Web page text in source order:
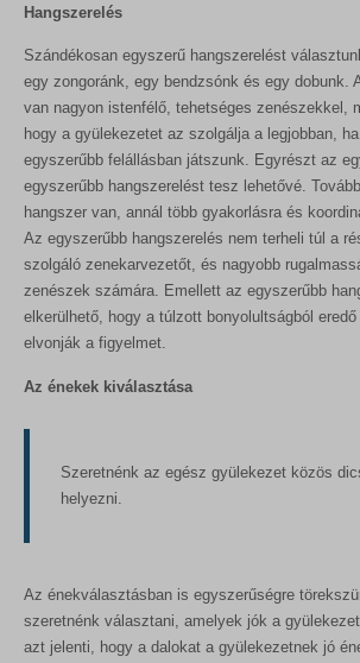
Hangszerelés
Szándékosan egyszerű hangszerelést
egy zongoránk, egy bendzsónk és egy dobunk.
van nagyon istenfélő, tehetséges zenészekkel,
hogy a gyülekezetet az szolgálja a legjobban,
egyszerűbb felállásban játszunk. Egyrészt az
egyszerűbb hangszerelést tesz lehetővé.
hangszer van, annál több gyakorlásra és
Az egyszerűbb hangszerelés nem terheli túl a
szolgáló zenekarvezetőt, és nagyobb
zenészek számára. Emellett az egyszerűbb
elkerülhető, hogy a túlzott bonyolultságból
elvonják a figyelmet.
Az énekek kiválasztása
Szeretnénk az egész gyülekezet közös
helyezni.
Az énekválasztásban is egyszerűségre
szeretnénk választani, amelyek jók a
azt jelenti, hogy a dalokat a gyülekezetnek jó